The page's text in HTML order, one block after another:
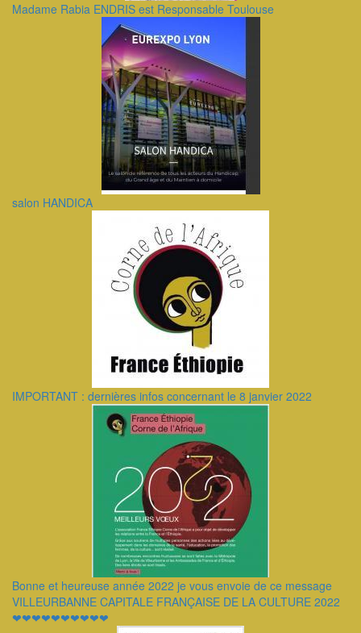
Madame Rabia ENDRIS est Responsable Toulouse
salon HANDICA
IMPORTANT : dernières infos concernant le 8 janvier 2022
Bonne et heureuse année 2022 je vous envoie de ce message
VILLEURBANNE CAPITALE FRANÇAISE DE LA CULTURE 2022
❤❤❤❤❤❤❤❤❤❤